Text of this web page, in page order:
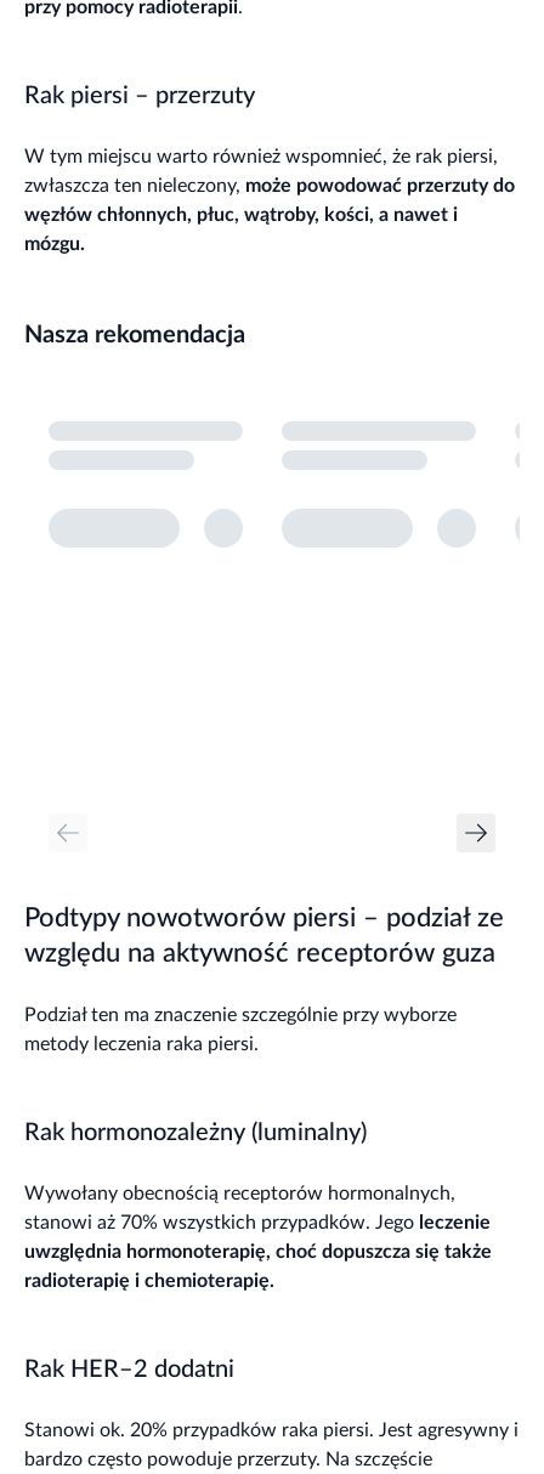
przy pomocy radioterapii.
Rak piersi – przerzuty
W tym miejscu warto również wspomnieć, że rak piersi,
zwłaszcza ten nieleczony, może powodować przerzuty do
węzłów chłonnych, płuc, wątroby, kości, a nawet i
mózgu.
Nasza rekomendacja
Podtypy nowotworów piersi – podział ze
względu na aktywność receptorów guza
Podział ten ma znaczenie szczególnie przy wyborze
metody leczenia raka piersi.
Rak hormonozależny (luminalny)
Wywołany obecnością receptorów hormonalnych,
stanowi aż 70% wszystkich przypadków. Jego leczenie
uwzględnia hormonoterapię, choć dopuszcza się także
radioterapię i chemioterapię.
Rak HER–2 dodatni
Stanowi ok. 20% przypadków raka piersi. Jest agresywny i
bardzo często powoduje przerzuty. Na szczęście